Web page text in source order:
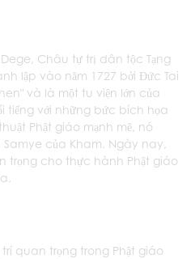
Châu tự trị dân tộc Tạng
lập vào năm 1727 bởi Đức Tai
và là một tu viện lớn của
tiếng với những bức bích họa
Phật giáo mạnh mẽ, nó
Samye của Kham. Ngày nay,
trọng cho thực hành Phật giáo
quan trọng trong Phật giáo